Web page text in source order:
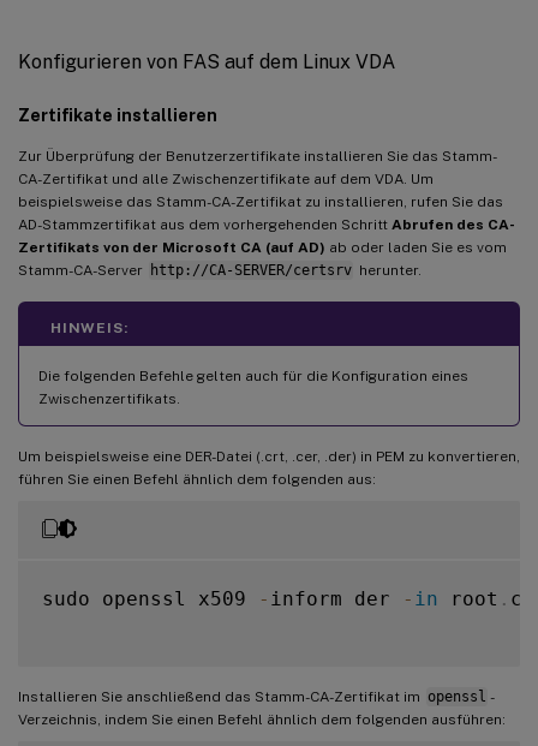
Konfigurieren von FAS auf dem Linux VDA
Zertifikate installieren
Zur Überprüfung der Benutzerzertifikate installieren Sie das Stamm-
CA-Zertifikat und alle Zwischenzertifikate auf dem VDA. Um
beispielsweise das Stamm-CA-Zertifikat zu installieren, rufen Sie das
AD-Stammzertifikat aus dem vorhergehenden Schritt Abrufen des CA-
Zertifikats von der Microsoft CA (auf AD) ab oder laden Sie es vom
Stamm-CA-Server http://CA-SERVER/certsrv herunter.
HINWEIS:
Die folgenden Befehle gelten auch für die Konfiguration eines
Zwischenzertifikats.
Um beispielsweise eine DER-Datei (.crt, .cer, .der) in PEM zu konvertieren,
führen Sie einen Befehl ähnlich dem folgenden aus:
sudo openssl x509 - inform der - in root .
Installieren Sie anschließend das Stamm-CA-Zertifikat im openssl -
Verzeichnis, indem Sie einen Befehl ähnlich dem folgenden ausführen: